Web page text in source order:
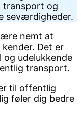
transport og
seværdigheder.
nemt at
Det er
og udelukkende
transport.
til offentlig
føler dig bedre